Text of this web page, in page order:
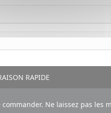
RAPIDE
Ne laissez pas les